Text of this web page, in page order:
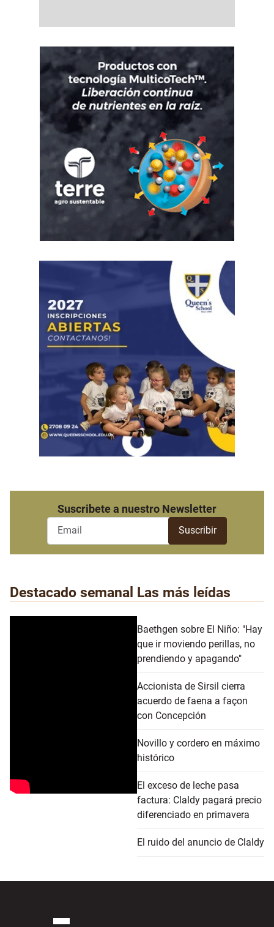
Suscribete a nuestro Newsletter
Destacado semanal Las más leídas
Baethgen sobre El Niño: "Hay
que ir moviendo perillas, no
prendiendo y apagando"
Accionista de Sirsil cierra
acuerdo de faena a façon
con Concepción
Novillo y cordero en máximo
histórico
El exceso de leche pasa
factura: Claldy pagará precio
diferenciado en primavera
El ruido del anuncio de Claldy